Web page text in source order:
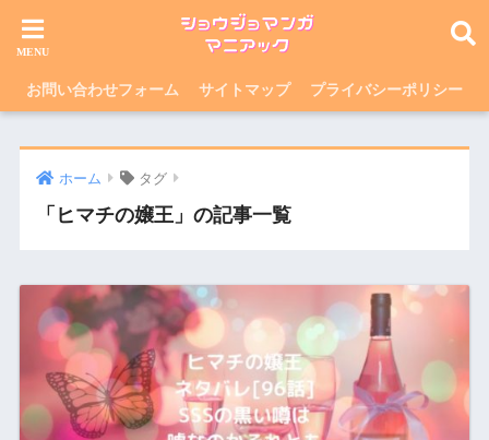
お問い合わせフォーム サイトマップ プライバシーポリシー
ホーム タグ
「ヒマチの嬢王」の記事一覧